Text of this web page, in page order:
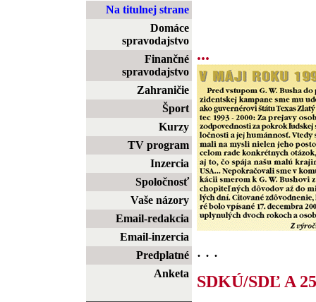
Na titulnej strane
Domáce
spravodajstvo
Finančné
spravodajstvo
Zahraničie
Šport
Kurzy
TV program
Inzercia
Spoločnosť
Vaše názory
Email-redakcia
Email-inzercia
Predplatné
Anketa
...
. . .
SDKÚ/SDĽ A